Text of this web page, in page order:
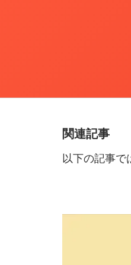
関連記事
以下の記事で